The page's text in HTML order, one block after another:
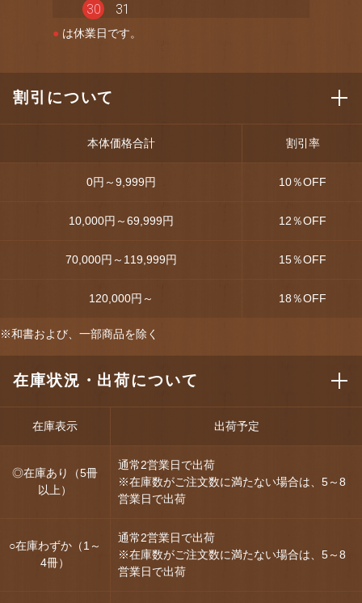
30
31
● は休業日です。
割引について
本体価格合計 割引率
0円～9,999円 10％OFF
10,000円～69,999円 12％OFF
70,000円～119,999円 15％OFF
120,000円～ 18％OFF
※和書および、一部商品を除く
在庫状況・出荷について
在庫表示 出荷予定
◎在庫あり（5冊
以上）
通常2営業日で出荷
※在庫数がご注文数に満たない場合は、5～8
営業日で出荷
○在庫わずか（1～
4冊）
通常2営業日で出荷
※在庫数がご注文数に満たない場合は、5～8
営業日で出荷